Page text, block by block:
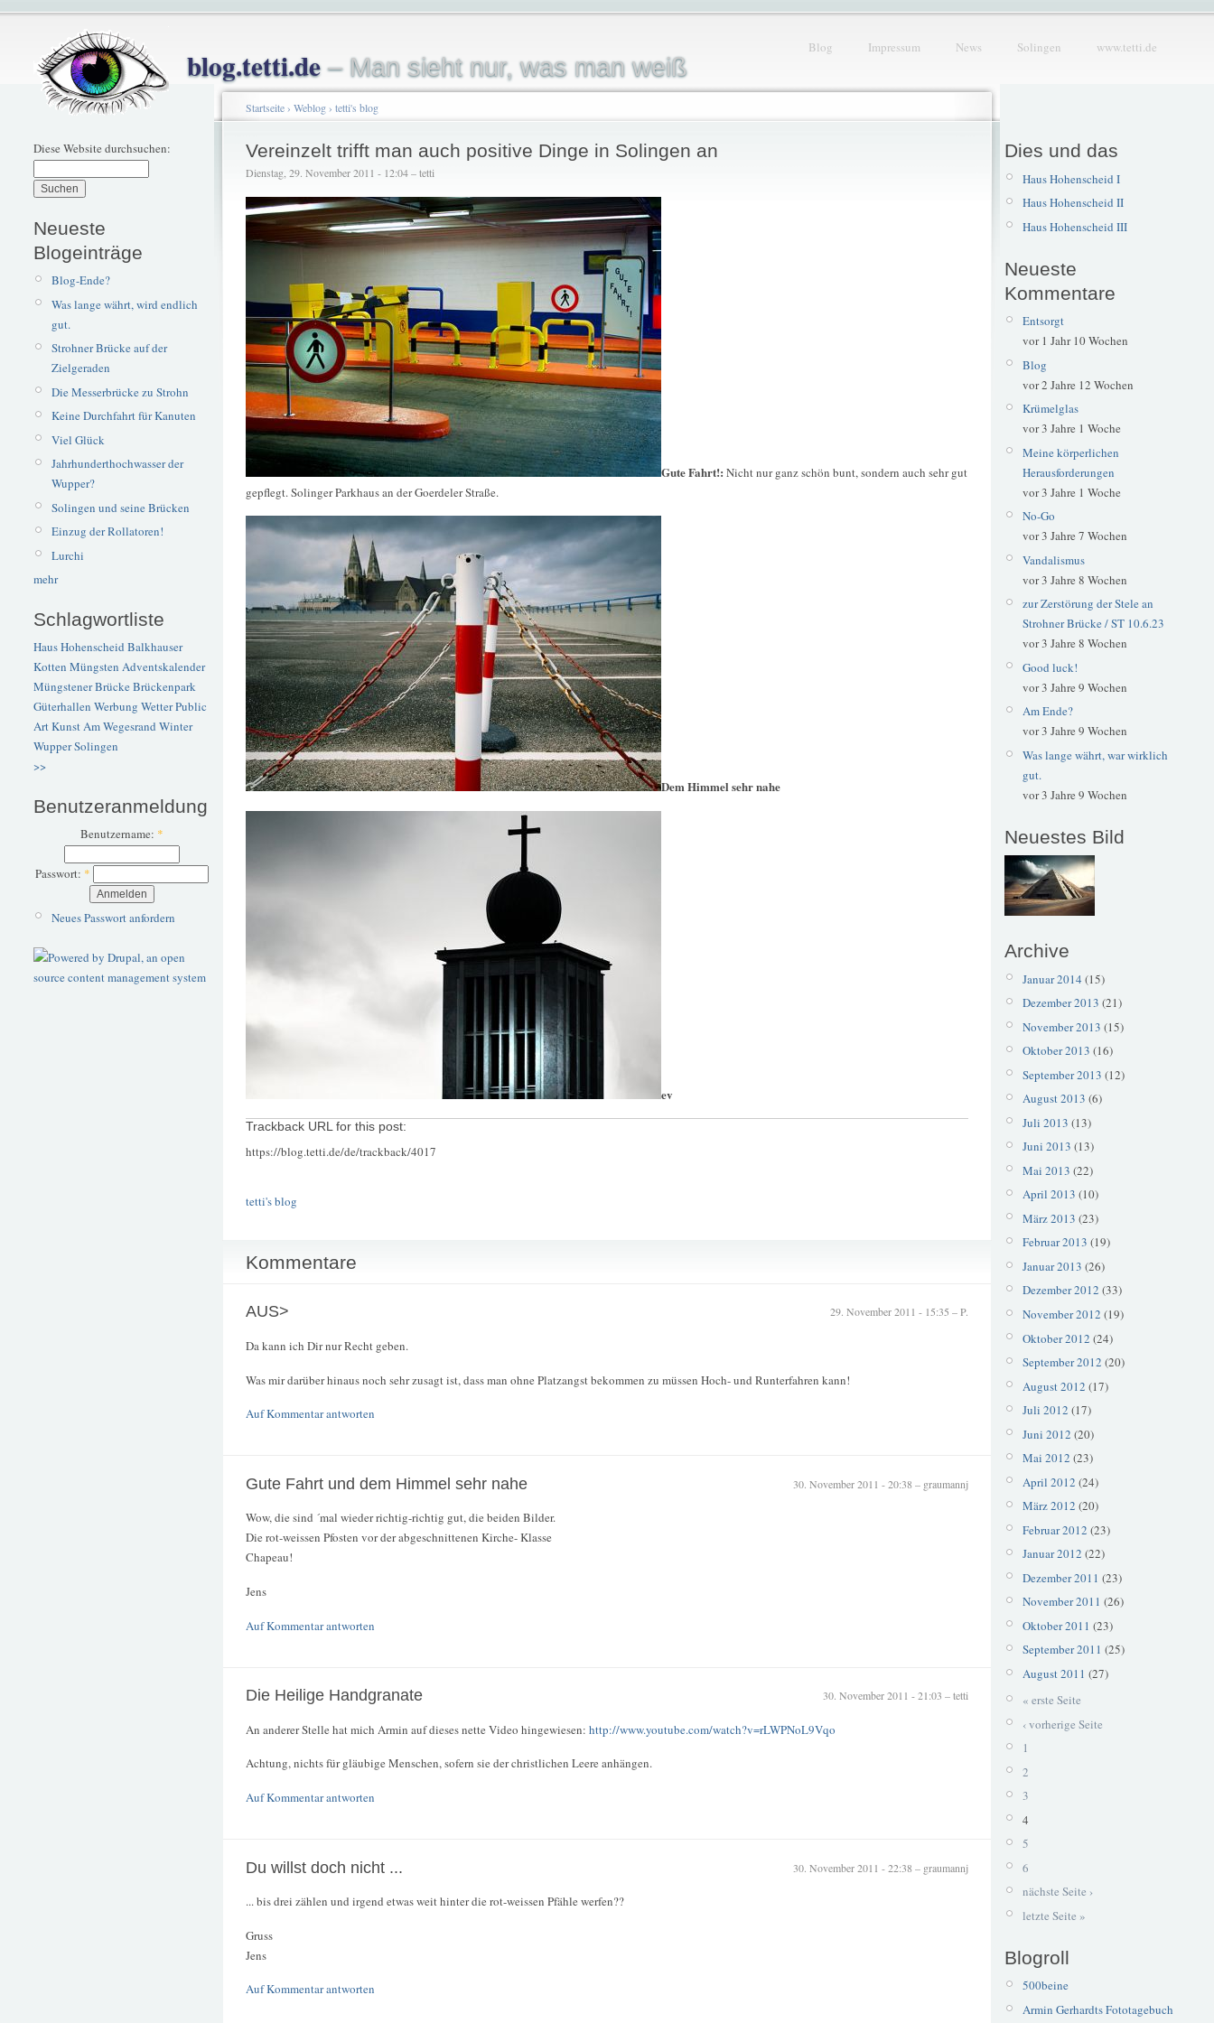
blog.tetti.de– Man sieht nur, was man weiß
Blog Impressum News Solingen www.tetti.de
Diese Website durchsuchen:
Neueste
Blogeinträge
Blog-Ende?
Was lange währt, wird endlich
gut.
Strohner Brücke auf der
Zielgeraden
Die Messerbrücke zu Strohn
Keine Durchfahrt für Kanuten
Viel Glück
Jahrhunderthochwasser der
Wupper?
Solingen und seine Brücken
Einzug der Rollatoren!
Lurchi
mehr
Schlagwortliste
Haus Hohenscheid Balkhauser
Kotten Müngsten Adventskalender
Müngstener BrückeBrückenpark
Güterhallen Werbung WetterPublic
ArtKunstAm Wegesrand Winter
WupperSolingen
>>
Benutzeranmeldung
Benutzername: *
Passwort: *
Neues Passwort anfordern
Startseite› Weblog› tetti's blog
Vereinzelt trifft man auch positive Dinge in Solingen an
Dienstag, 29. November 2011 - 12:04 – tetti
Gute Fahrt!: Nicht nur ganz schön bunt, sondern auch sehr gut
gepflegt. Solinger Parkhaus an der Goerdeler Straße.
Dem Himmel sehr nahe
ev
Trackback URL for this post:
https://blog.tetti.de/de/trackback/4017
tetti's blog
Kommentare
29. November 2011 - 15:35 – P.
AUS>
Da kann ich Dir nur Recht geben.
Was mir darüber hinaus noch sehr zusagt ist, dass man ohne Platzangst bekommen zu müssen Hoch- und Runterfahren kann!
Auf Kommentar antworten
30. November 2011 - 20:38 – graumannj
Gute Fahrt und dem Himmel sehr nahe
Wow, die sind ´mal wieder richtig-richtig gut, die beiden Bilder.
Die rot-weissen Pfosten vor der abgeschnittenen Kirche- Klasse
Chapeau!
Jens
Auf Kommentar antworten
30. November 2011 - 21:03 – tetti
Die Heilige Handgranate
An anderer Stelle hat mich Armin auf dieses nette Video hingewiesen: http://www.youtube.com/watch?v=rLWPNoL9Vqo
Achtung, nichts für gläubige Menschen, sofern sie der christlichen Leere anhängen.
Auf Kommentar antworten
30. November 2011 - 22:38 – graumannj
Du willst doch nicht ...
... bis drei zählen und irgend etwas weit hinter die rot-weissen Pfähle werfen??
Gruss
Jens
Auf Kommentar antworten
Dies und das
Haus Hohenscheid I
Haus Hohenscheid II
Haus Hohenscheid III
Neueste
Kommentare
Entsorgt
vor 1 Jahr 10 Wochen
Blog
vor 2 Jahre 12 Wochen
Krümelglas
vor 3 Jahre 1 Woche
Meine körperlichen
Herausforderungen
vor 3 Jahre 1 Woche
No-Go
vor 3 Jahre 7 Wochen
Vandalismus
vor 3 Jahre 8 Wochen
zur Zerstörung der Stele an
Strohner Brücke / ST 10.6.23
vor 3 Jahre 8 Wochen
Good luck!
vor 3 Jahre 9 Wochen
Am Ende?
vor 3 Jahre 9 Wochen
Was lange währt, war wirklich
gut.
vor 3 Jahre 9 Wochen
Neuestes Bild
Archive
Januar 2014 (15)
Dezember 2013 (21)
November 2013 (15)
Oktober 2013 (16)
September 2013 (12)
August 2013 (6)
Juli 2013 (13)
Juni 2013 (13)
Mai 2013 (22)
April 2013 (10)
März 2013 (23)
Februar 2013 (19)
Januar 2013 (26)
Dezember 2012 (33)
November 2012 (19)
Oktober 2012 (24)
September 2012 (20)
August 2012 (17)
Juli 2012 (17)
Juni 2012 (20)
Mai 2012 (23)
April 2012 (24)
März 2012 (20)
Februar 2012 (23)
Januar 2012 (22)
Dezember 2011 (23)
November 2011 (26)
Oktober 2011 (23)
September 2011 (25)
August 2011 (27)
« erste Seite
‹ vorherige Seite
1
2
3
4
5
6
nächste Seite ›
letzte Seite »
Blogroll
500beine
Armin Gerhardts Fototagebuch